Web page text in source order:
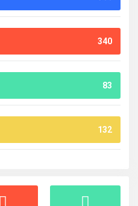
340
83
132